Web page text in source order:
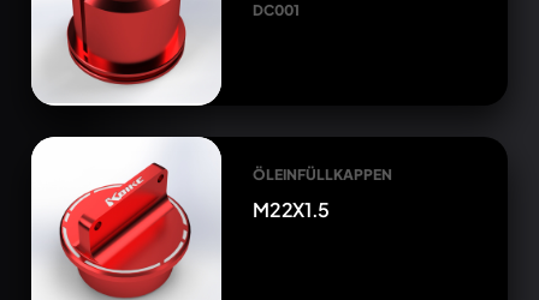
DC001
ÖLEINFÜLLKAPPEN
M22X1.5